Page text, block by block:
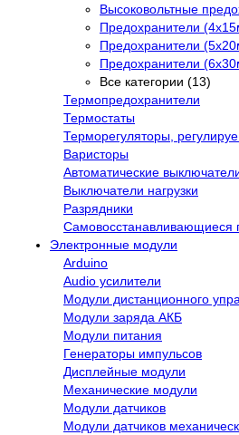
Высоковольтные
Предохранители
Предохранители
Предохранители
Все категории (13)
Термопредохранители
Термостаты
Терморегуляторы,
Варисторы
Автоматические
Выключатели нагрузки
Разрядники
Самовосстанавливающиеся
Электронные модули
Arduino
Audio усилители
Модули дистанционного
Модули заряда АКБ
Модули питания
Генераторы импульсов
Дисплейные модули
Механические модули
Модули датчиков
Модули датчиков